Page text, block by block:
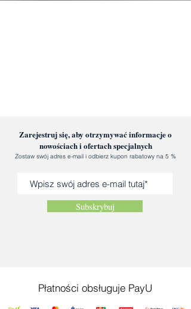
Zarejestruj się, aby otrzymywać informacje o
nowościach i ofertach specjalnych
Zostaw swój adres e-mail i odbierz kupon rabatowy na 5 %
Subskrybuj
Płatności obsługuje PayU